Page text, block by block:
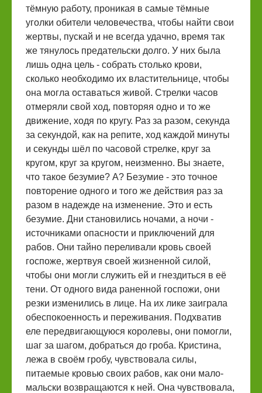
тёмную работу, проникая в самые тёмные
уголки обители человечества, чтобы найти свои
жертвы, пускай и не всегда удачно, время так
же тянулось предательски долго. У них была
лишь одна цель - собрать столько крови,
сколько необходимо их властительнице, чтобы
она могла оставаться живой. Стрелки часов
отмеряли свой ход, повторяя одно и то же
движение, ходя по кругу. Раз за разом, секунда
за секундой, как на репите, ход каждой минуты
и секунды шёл по часовой стрелке, круг за
кругом, круг за кругом, неизменно. Вы знаете,
что такое безумие? А? Безумие - это точное
повторение одного и того же действия раз за
разом в надежде на изменение. Это и есть
безумие. Дни становились ночами, а ночи -
источниками опасности и приключений для
рабов. Они тайно переливали кровь своей
госпоже, жертвуя своей жизненной силой,
чтобы они могли служить ей и гнездиться в её
тени. От одного вида раненной госпожи, они
резки изменились в лице. На их лике заиграла
обеспокоенность и переживания. Подхватив
еле передвигающуюся королевы, они помогли,
шаг за шагом, добраться до гроба. Кристина,
лежа в своём гробу, чувствовала силы,
питаемые кровью своих рабов, как они мало-
мальски возвращаются к ней. Она чувствовала,